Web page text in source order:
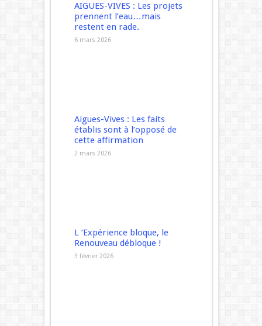
AIGUES-VIVES : Les projets
prennent l’eau…mais
restent en rade.
6 mars 2026
Aigues-Vives : Les faits
établis sont à l’opposé de
cette affirmation
2 mars 2026
L ‘Expérience bloque, le
Renouveau débloque !
3 février 2026